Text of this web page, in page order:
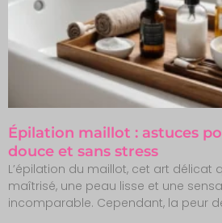
Épilation maillot : astuces
douce et sans stress
L’épilation du maillot, cet art délicat
maîtrisé, une peau lisse et une
incomparable. Cependant, la peur